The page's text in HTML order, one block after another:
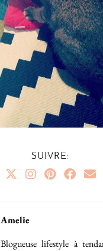
SUIVRE:
Amelie
Blogueuse lifestyle à